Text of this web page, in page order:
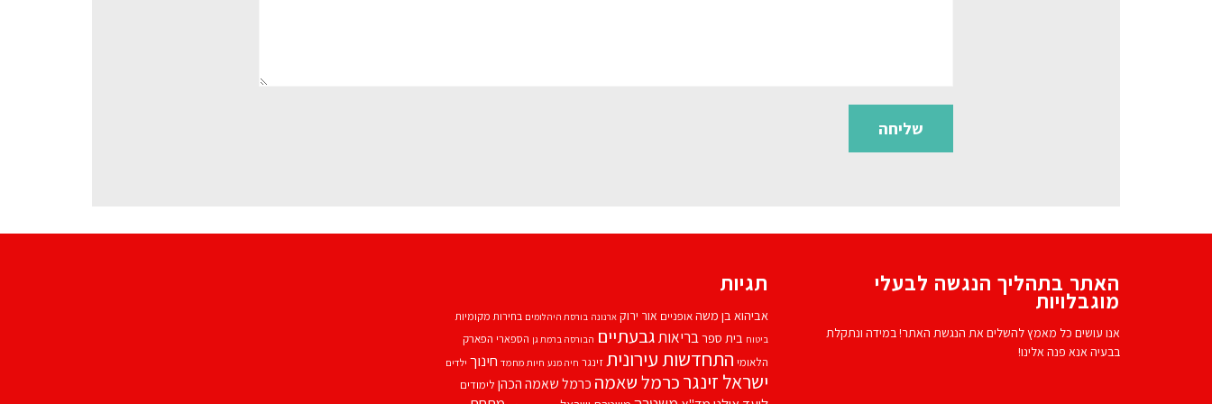
האתר בתהליך הנגשה לבעלי
מוגבלויות
אנו עושים כל מאמץ להשלים את הנגשת האתר! במידה ונתקלת
בבעיה אנא פנה אלינו!
תגיות
אביהוא בן משהאופניים אור ירוק ארנונה בורסת היהלומים בחירות מקומיות
ביטוח בית ספרבריאותגבעתיים הבורסה ברמת גן הספארי הפארק
הלאומי התחדשות עירוניתזינגר חיה מנע חיות מחמד חינוך ילדים
ישראל זינגרכרמל שאמה כרמל שאמה הכהן לימודים